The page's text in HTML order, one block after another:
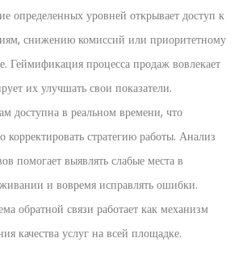
определенных уровней открывает доступ к
снижению комиссий или приоритетному
Геймификация процесса продаж вовлекает
их улучшать свои показатели.
доступна в реальном времени, что
корректировать стратегию работы. Анализ
помогает выявлять слабые места в
и вовремя исправлять ошибки.
обратной связи работает как механизм
качества услуг на всей площадке.